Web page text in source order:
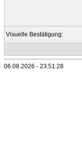
Visuelle Bestätigung:
06.08.2026 - 23:51:28